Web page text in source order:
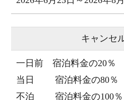
キャンセ
一日前 宿泊料金の20％
当日 宿泊料金の80％
不泊 宿泊料金の100％